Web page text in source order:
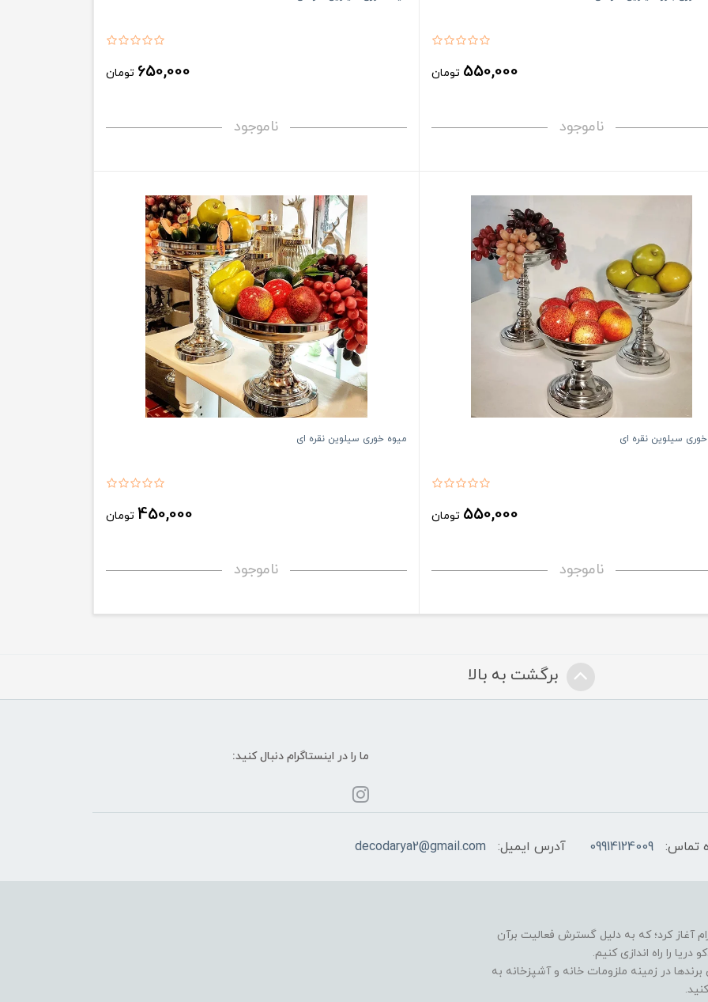
550,000 تومان
ناموجود
650,000 تومان
ناموجود
سیلوین نقره ای
550,000 تومان
ناموجود
میوه خوری سیلوین نقره ای
450,000 تومان
ناموجود
برگشت به بالا
ما را در اینستاگرام دنبال کنید:
تماس: 09914124009 آدرس ایمیل: decodarya2@gmail.com
خود را در سال 1396 در اینستاگرام آغاز کرد؛ که به دلیل گسترش فعالیت برآن
را راه اندازی کنیم.
در زمینه ملزومات خانه و آشپزخانه به